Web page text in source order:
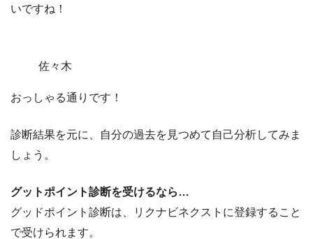
いですね！
佐々木
おっしゃる通りです！
診断結果を元に、自分の過去を見つめて自己分析してみま
しょう。
グットポイント診断を受けるなら…
グッドポイント診断は、
リクナビネクストに登録すること
で受けられます。